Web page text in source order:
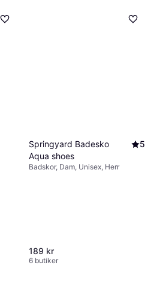
Springyard Badesko
Aqua shoes
5
Badskor, Dam, Unisex, Herr
189 kr
6 butiker